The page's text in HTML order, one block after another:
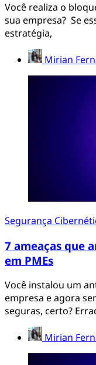
Você realiza o
sua empresa? Se
estratégia,
Mirian
Segurança
7 ameaças que
em PMEs
Você instalou um
empresa e agora
seguras, certo?
Mirian